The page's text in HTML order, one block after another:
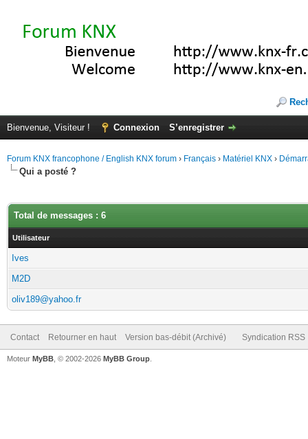
Bienvenue, Visiteur ! Connexion S’enregistrer
Forum KNX francophone / English KNX forum › Français › Matériel KNX ›
Qui a posté ?
Total de messages : 6
Utilisateur
Ives
M2D
oliv189@yahoo.fr
Contact Retourner en haut Version bas-débit (Archivé) Syndication RSS
Moteur MyBB , © 2002-2026 MyBB Group